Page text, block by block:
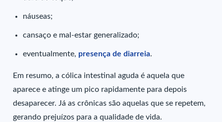
náuseas;
cansaço e mal-estar generalizado;
eventualmente, presença de diarreia.
Em resumo, a cólica intestinal aguda é aquela que
aparece e atinge um pico rapidamente para depois
desaparecer. Já as crônicas são aquelas que se repetem,
gerando prejuízos para a qualidade de vida.